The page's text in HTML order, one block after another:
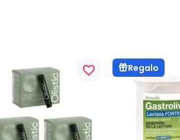
favorite_border Regalo